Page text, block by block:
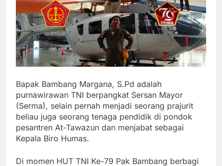
Bapak Bambang Margana, S.Pd adalah
purnawirawan TNI berpangkat Sersan Mayor
(Serma), selain pernah menjadi seorang prajurit
beliau juga seorang tenaga pendidik di pondok
pesantren At-Tawazun dan menjabat sebagai
Kepala Biro Humas.
Di momen HUT TNI Ke-79 Pak Bambang berbagi